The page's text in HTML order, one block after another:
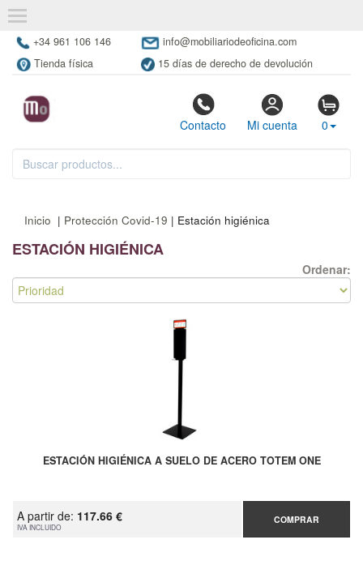
+34 961 106 146
info@mobiliariodeoficina.com
Tienda física
15 días de derecho de devolución
Contacto Mi cuenta 0
Inicio | Protección Covid-19 | Estación higiénica
ESTACIÓN HIGIÉNICA
Ordenar:
ESTACIÓN HIGIÉNICA A SUELO DE ACERO TOTEM ONE
A partir de: 117.66 €
IVA INCLUIDO
COMPRAR